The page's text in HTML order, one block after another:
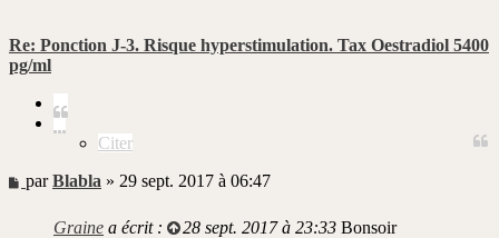
Re: Ponction J-3. Risque hyperstimulation. Tax Oestradiol 5400
pg/ml
Citer
Message
parBlabla » 29 sept. 2017 à 06:47
Graine a écrit : 28 sept. 2017 à 23:33 Bonsoir